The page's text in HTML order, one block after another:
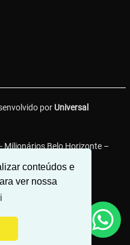
conteúdos e
ver nossa
por Universal
Milionários Belo Horizonte –